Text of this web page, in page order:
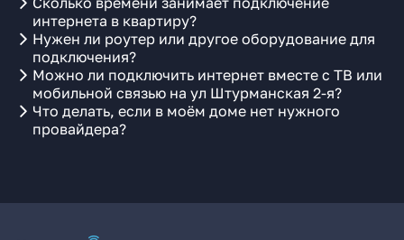
интернета в квартиру?
Нужен ли роутер или другое оборудование для
подключения?
Можно ли подключить интернет вместе с ТВ или
мобильной связью на ул Штурманская 2-я?
Что делать, если в моём доме нет нужного
провайдера?